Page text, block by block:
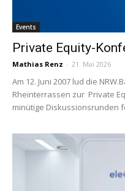
Events
Private Equity-
Mathias Renz - 21. Mai 2026
Am 12. Juni 2007 lud die
Rheinterrassen zur ­ Private
minütige Diskussionsrunden